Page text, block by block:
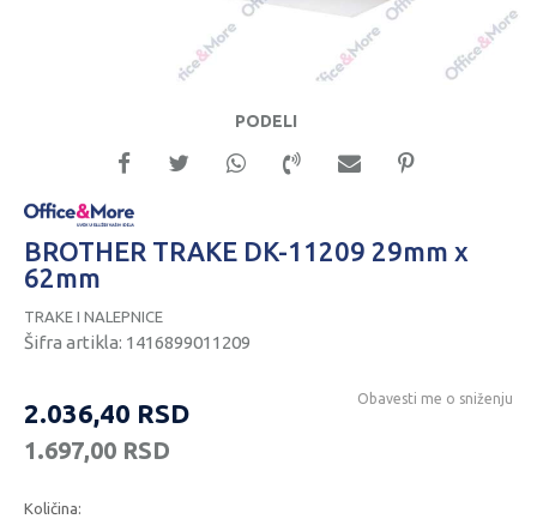
PODELI
BROTHER TRAKE DK-11209 29mm x
62mm
TRAKE I NALEPNICE
Šifra artikla: 1416899011209
2.036,40 RSD
1.697,00 RSD
Obavesti me o sniženju
Količina: